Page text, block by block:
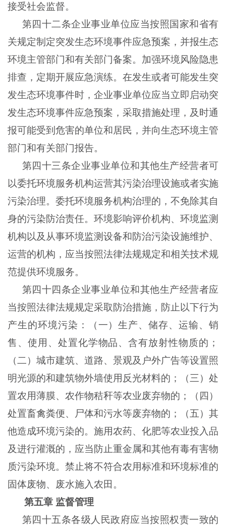
接受社会监督。
第四十二条企业事业单位应当按照国家和省有
关规定制定突发生态环境事件应急预案，并报生态
环境主管部门和有关部门备案。加强环境风险隐患
排查，定期开展应急演练。在发生或者可能发生突
发生态环境事件时，企业事业单位应当立即启动突
发生态环境事件应急预案，采取措施处理，及时通
报可能受到危害的单位和居民，并向生态环境主管
部门和有关部门报告。
第四十三条企业事业单位和其他生产经营者可
以委托环境服务机构运营其污染治理设施或者实施
污染治理。委托环境服务机构治理的，不免除其自
身的污染防治责任。环境影响评价机构、环境监测
机构以及从事环境监测设备和防治污染设施维护、
运营的机构，应当按照法律法规规定和相关技术规
范提供环境服务。
第四十四条企业事业单位和其他生产经营者应
当按照法律法规规定采取防治措施，防止以下行为
产生的环境污染：（一）生产、储存、运输、销
售、使用、处置化学物品、含有放射性物质的；
（二）城市建筑、道路、景观及户外广告等设置照
明光源的和建筑物外墙使用反光材料的；（三）处
置农用薄膜、农作物秸秆等农业废弃物的；（四）
处置畜禽粪便、尸体和污水等废弃物的；（五）其
他造成环境污染的。施用农药、化肥等农业投入品
及进行灌溉的，应当防止重金属和其他有毒有害物
质污染环境。禁止将不符合农用标准和环境标准的
固体废物、废水施入农田。
第五章 监督管理
第四十五条各级人民政府应当按照权责一致的